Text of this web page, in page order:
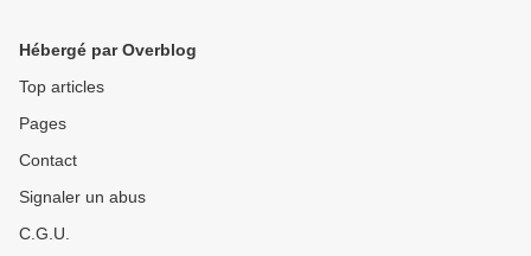
Hébergé par Overblog
Top articles
Pages
Contact
Signaler un abus
C.G.U.